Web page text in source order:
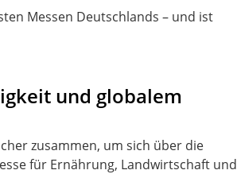
Messen Deutschlands – und ist
und globalem
zusammen, um sich über die
für Ernährung, Landwirtschaft und